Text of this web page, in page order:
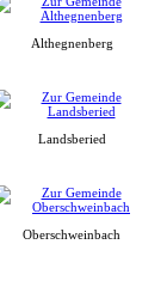
Althegnenberg
Landsberied
Oberschweinbach